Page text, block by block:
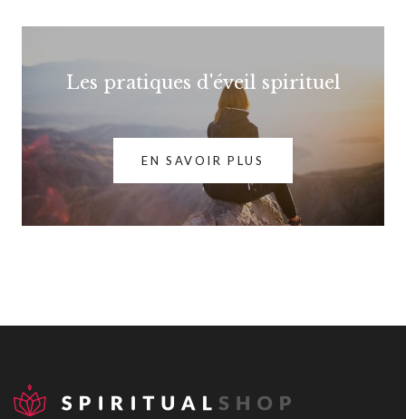
Les pratiques d'éveil spirituel
EN SAVOIR PLUS